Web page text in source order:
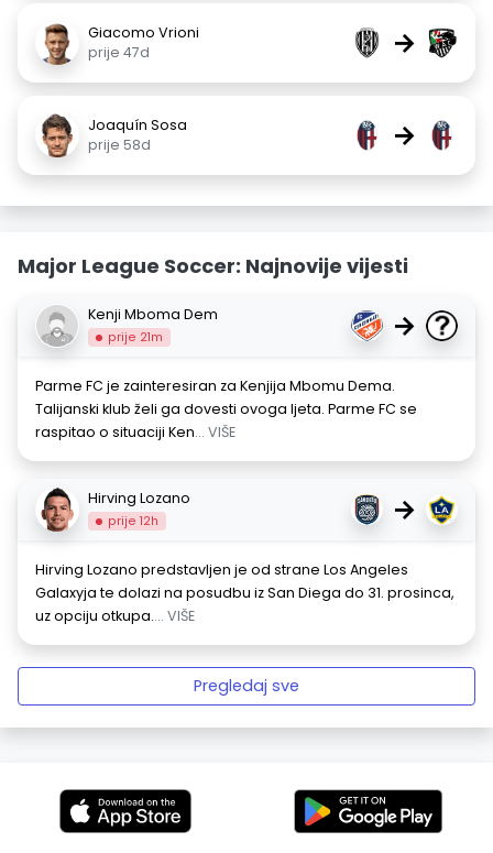
Giacomo Vrioni
prije 47d
→
Joaquín Sosa
prije 58d
→
Major League Soccer: Najnovije vijesti
Kenji Mboma Dem
prije 21m →
Parme FC je zainteresiran za Kenjija Mbomu Dema.
Talijanski klub želi ga dovesti ovoga ljeta. Parme FC se
raspitao o situaciji Ken... VIŠE
Hirving Lozano
prije 12h →
Hirving Lozano predstavljen je od strane Los Angeles
Galaxyja te dolazi na posudbu iz San Diega do 31. prosinca,
uz opciju otkupa.... VIŠE
Pregledaj sve